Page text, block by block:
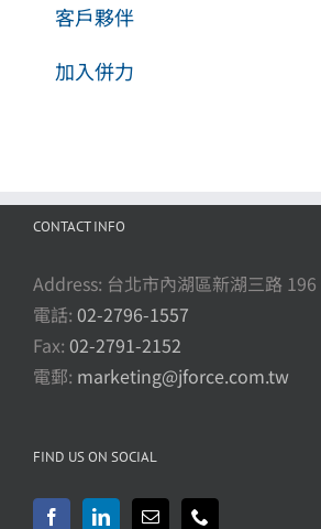
客戶夥伴
加入併力
CONTACT INFO
Address: 台北市內湖區新湖三路 196
電話: 02-2796-1557
Fax: 02-2791-2152
電郵: marketing@jforce.com.tw
FIND US ON SOCIAL